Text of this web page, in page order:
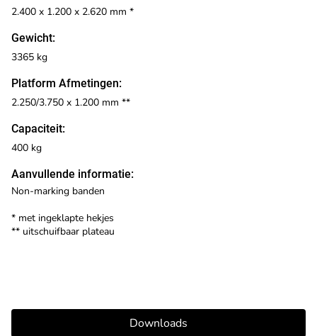
Downloads
Gewicht:
Platform Afmetingen:
Capaciteit:
2.400 x 1.200 x 2.620 mm *
3365 kg
2.250/3.750 x 1.200 mm **
400 kg
Aanvullende informatie:
Non-marking banden
* met ingeklapte hekjes
** uitschuifbaar plateau